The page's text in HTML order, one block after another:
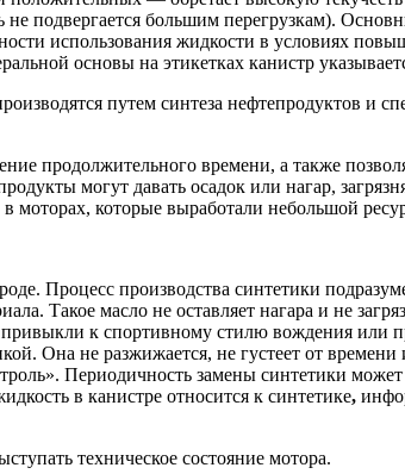
подвергается большим перегрузкам).
использования жидкости в условиях
основы на этикетках канистр
путем синтеза нефтепродуктов и
продолжительного времени, а также
могут давать осадок или нагар,
моторах, которые выработали небольшой
Процесс производства синтетики
Такое масло не оставляет нагара и не
к спортивному стилю вождения или
Она не разжижается, не густеет от времени
Периодичность замены синтетики
в канистре относится к синтетике,
техническое состояние мотора.